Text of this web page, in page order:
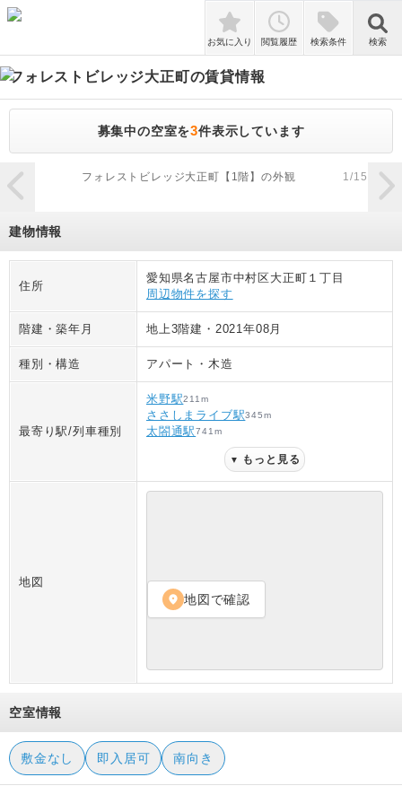
検索
お気に入り 閲覧履歴 検索条件 検索
フォレストビレッジ大正町の賃貸情報
募集中の空室を3件表示しています
zoom_in
フォレストビレッジ大正町【1階】の外観 1/15
建物情報
住所
愛知県名古屋市中村区大正町１丁目
周辺物件を探す
階建・築年月 地上3階建 ・ 2021年08月
種別・構造 アパート ・ 木造
最寄り駅/列車種別
米野駅211 m
ささしまライブ駅345m
太閤通駅741 m
▼ もっと見る
地図
location_on 地図で確認
空室情報
敷金なし 即入居可 南向き